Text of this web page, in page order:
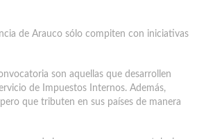
de Arauco sólo compiten con iniciativas
son aquellas que desarrollen
de Impuestos Internos. Además,
que tributen en sus países de manera